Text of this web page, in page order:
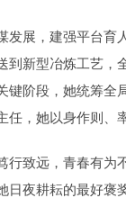
发展，建强平台育
到新型冶炼工艺，
键阶段，她统筹全
任，她以身作则、
行致远，青春有为
日夜耕耘的最好褒